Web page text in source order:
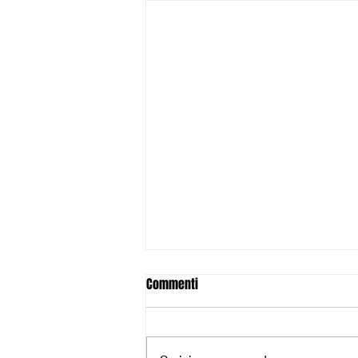
Gli U19 lottano con orgoglio, ma
Commenti